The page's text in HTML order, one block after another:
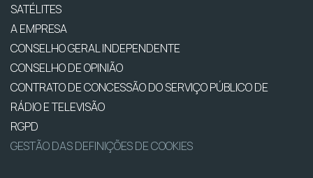
SATÉLITES
A EMPRESA
CONSELHO GERAL INDEPENDENTE
CONSELHO DE OPINIÃO
CONTRATO DE CONCESSÃO DO SERVIÇO PÚBLICO DE
RÁDIO E TELEVISÃO
RGPD
GESTÃO DAS DEFINIÇÕES DE COOKIES